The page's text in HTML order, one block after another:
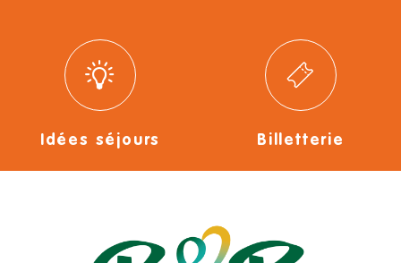
Idées séjours Billetterie